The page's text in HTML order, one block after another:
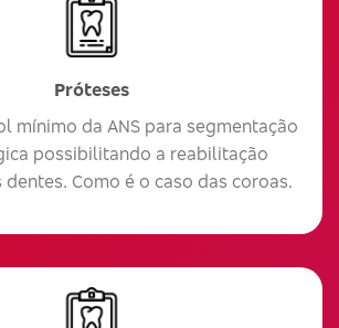
Próteses
mínimo da ANS para segmentação
possibilitando a reabilitação
Como é o caso das coroas.